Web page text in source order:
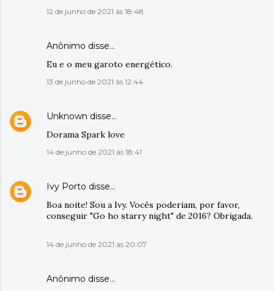
12 de junho de 2021 às 18:48
Anônimo disse…
Eu e o meu garoto energético.
13 de junho de 2021 às 12:44
Unknown disse…
Dorama Spark love
14 de junho de 2021 às 18:41
Ivy Porto disse…
Boa noite! Sou a Ivy. Vocês poderiam, por favor,
conseguir "Go ho starry night" de 2016? Obrigada.
14 de junho de 2021 às 20:07
Anônimo disse…